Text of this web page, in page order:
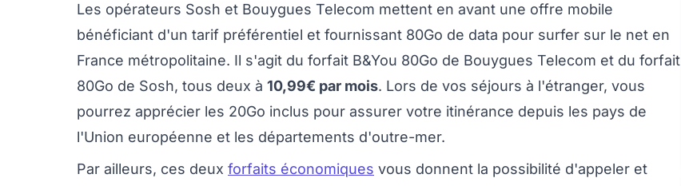
Les opérateurs Sosh et Bouygues Telecom mettent en avant une offre mobile
bénéficiant d'un tarif préférentiel et fournissant 80Go de data pour surfer sur le net en
France métropolitaine. Il s'agit du forfait B&You 80Go de Bouygues Telecom et du forfait
80Go de Sosh, tous deux à 10,99€ par mois. Lors de vos séjours à l'étranger, vous
pourrez apprécier les 20Go inclus pour assurer votre itinérance depuis les pays de
l'Union européenne et les départements d'outre-mer.
Par ailleurs, ces deux forfaits économiques vous donnent la possibilité d'appeler et